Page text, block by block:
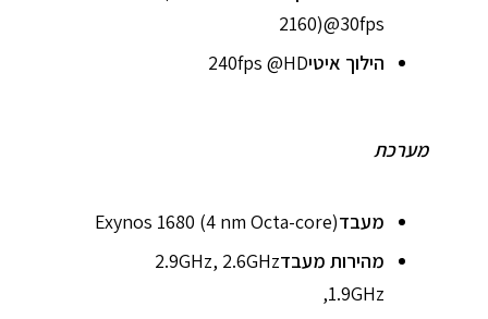
2160)@30fps
הילוך איטי240fps @HD
מערכת
מעבדExynos 1680 (4 nm Octa-core)
מהירות מעבד2.9GHz, 2.6GHz
,1.9GHz